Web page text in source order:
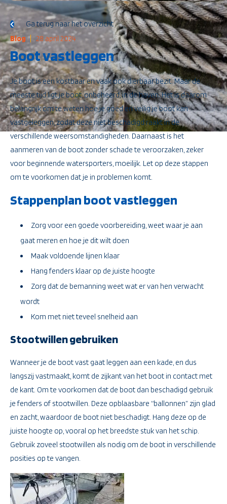
Ga terug naar het overzicht
Blog
28 april 2024
Boot vastleggen
Je boot is een kostbaar en vaak ook dierbaar bezit. Maar de
meeste tijd ligt je boot, onbeheerd, in de haven. Het is daarom
belangrijk om te weten hoe je goed en veilig je boot kan
vastgeleggen, zodat deze niet beschadigd raakt in de
verschillende weersomstandigheden. Daarnaast is het
aanmeren van de boot zonder schade te veroorzaken, zeker
voor beginnende watersporters, moeilijk. Let op deze stappen
om te voorkomen dat je in problemen komt.
Stappenplan boot vastleggen
Zorg voor een goede voorbereiding, weet waar je aan
gaat meren en hoe je dit wilt doen
Maak voldoende lijnen klaar
Hang fenders klaar op de juiste hoogte
Zorg dat de bemanning weet wat er van hen verwacht
wordt
Kom met niet teveel snelheid aan
Stootwillen gebruiken
Wanneer je de boot vast gaat leggen aan een kade, en dus
langszij vastmaakt, komt de zijkant van het boot in contact met
de kant. Om te voorkomen dat de boot dan beschadigd gebruik
je fenders of stootwillen. Deze opblaasbare “ballonnen” zijn glad
en zacht, waardoor de boot niet beschadigt. Hang deze op de
juiste hoogte op, vooral op het breedste stuk van het schip.
Gebruik zoveel stootwillen als nodig om de boot in verschillende
posities op te vangen.